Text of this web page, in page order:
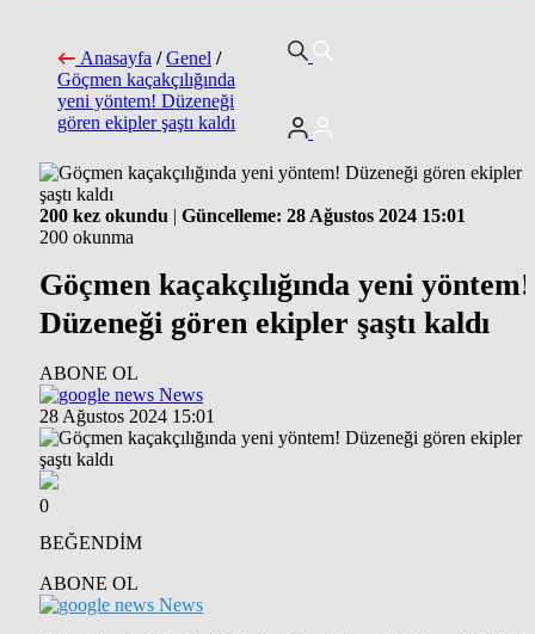
Anasayfa / Genel /
Göçmen kaçakçılığında
yeni yöntem! Düzeneği
gören ekipler şaştı kaldı
200 kez okundu | Güncelleme: 28 Ağustos 2024 15:01
200 okunma
Göçmen kaçakçılığında yeni yöntem!
Düzeneği gören ekipler şaştı kaldı
ABONE OL
News
28 Ağustos 2024 15:01
0
BEĞENDİM
ABONE OL
News